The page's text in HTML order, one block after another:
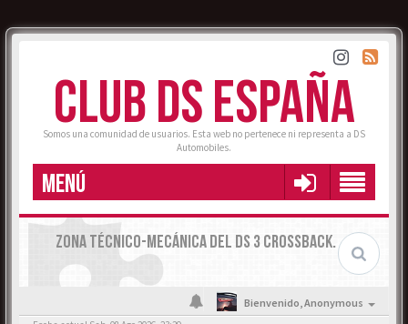
CLUB DS ESPAÑA
Somos una comunidad de usuarios. Esta web no pertenece ni representa a DS
Automobiles.
MENÚ
ZONA TÉCNICO-MECÁNICA DEL DS 3 CROSSBACK.
Bienvenido,Anonymous